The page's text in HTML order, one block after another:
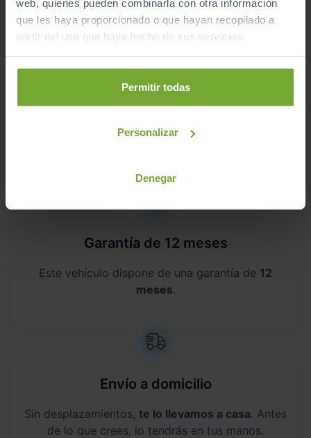
web, quienes pueden combinarla con otra información
que les haya proporcionado o que hayan recopilado a
partir del uso que haya hecho de sus servicios.
Permitir todas
Personalizar
Denegar
equipo de profesionales.
Kilometraje garantizado
Somos transparentes. Compra tu coche con
Garantía de 12 meses
Este vehículo dispone de una garantía de 12
meses.
Envío a domicilio
Sin desplazamientos, te lo llevamos a casa. Antes
de lo que crees, lo tendrás en tus manos.